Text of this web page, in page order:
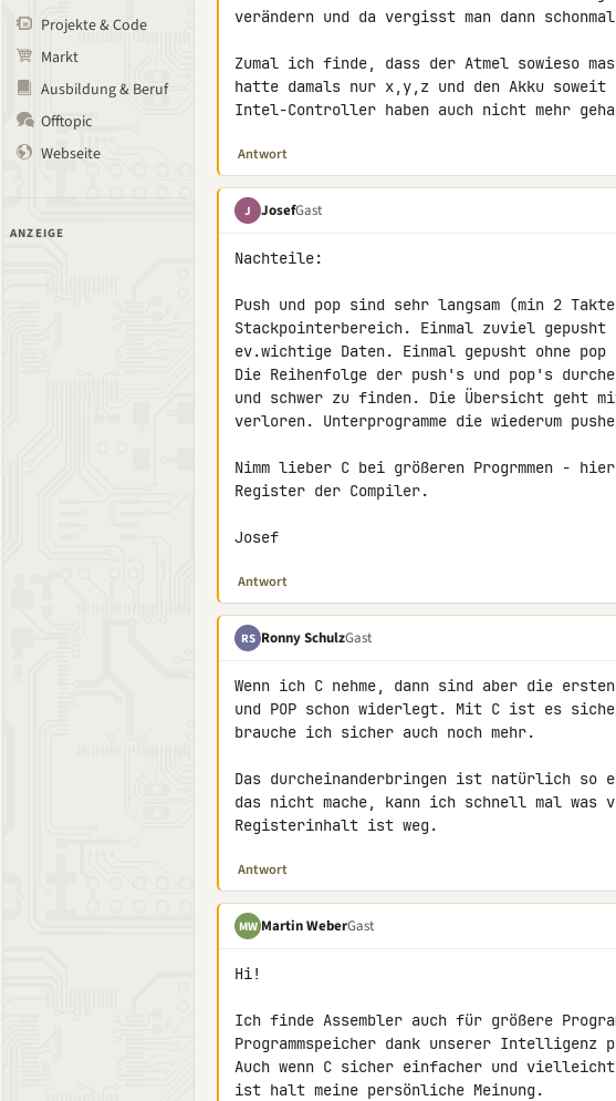
Projekte & Code
Markt
Ausbildung & Beruf
Offtopic
Webseite
ANZEIGE
verändern und da vergisst man dann
Zumal ich finde, dass der Atmel sowieso
hatte damals nur x,y,z und den Akku
Intel-Controller haben auch nicht mehr
Antwort
J JosefGast
Nachteile:
Push und pop sind sehr langsam (min 2
Stackpointerbereich. Einmal zuviel
ev.wichtige Daten. Einmal gepusht ohne pop
Die Reihenfolge der push's und pop's
und schwer zu finden. Die Übersicht geht
verloren. Unterprogramme die wiederum
Nimm lieber C bei größeren Progrmmen -
Register der Compiler.
Josef
Antwort
RS Ronny SchulzGast
Wenn ich C nehme, dann sind aber die ersten
und POP schon widerlegt. Mit C ist es
brauche ich sicher auch noch mehr.
Das durcheinanderbringen ist natürlich so
das nicht mache, kann ich schnell mal was
Registerinhalt ist weg.
Antwort
MW Martin WeberGast
Hi!
Ich finde Assembler auch für größere
Programmspeicher dank unserer
Auch wenn C sicher einfacher und
ist halt meine persönliche Meinung.